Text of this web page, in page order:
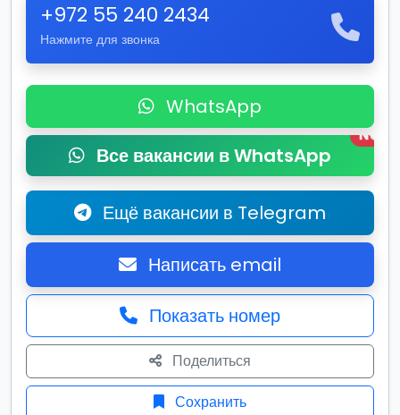
+972 55 240 2434
Нажмите для звонка
WhatsApp
Все вакансии в WhatsApp
New
Ещё вакансии в Telegram
Написать email
Показать номер
Поделиться
Сохранить